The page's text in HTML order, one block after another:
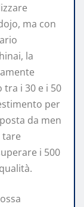
ma con
la
i 30 e i 50
per
da men
tare
i 500